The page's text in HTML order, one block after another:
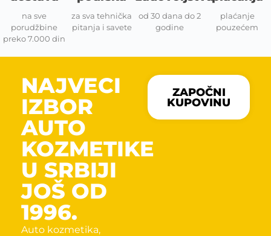
na sve
porudžbine
preko 7.000 din
za sva tehnička
pitanja i savete
od 30 dana do 2
godine
plaćanje
pouzećem
NAJVECI
IZBOR
AUTO
KOZMETIKE
U SRBIJI
JOŠ OD
1996.
Auto kozmetika,
ZAPOČNI
KUPOVINU